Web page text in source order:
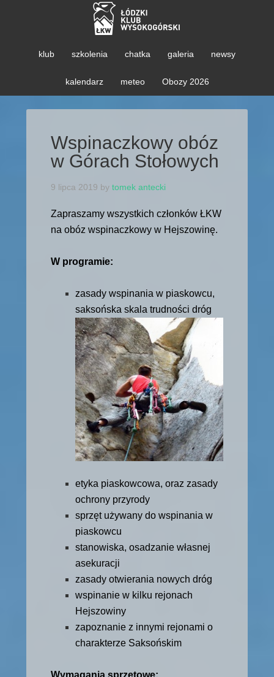
klub szkolenia chatka galeria newsy
kalendarz meteo Obozy 2026
Wspinaczkowy obóz
w Górach Stołowych
9 lipca 2019 by tomek antecki
Zapraszamy wszystkich członków ŁKW
na obóz wspinaczkowy w Hejszowinę.
W programie:
zasady wspinania w piaskowcu,
saksońska skala trudności dróg
etyka piaskowcowa, oraz zasady
ochrony przyrody
sprzęt używany do wspinania w
piaskowcu
stanowiska, osadzanie własnej
asekuracji
zasady otwierania nowych dróg
wspinanie w kilku rejonach
Hejszowiny
zapoznanie z innymi rejonami o
charakterze Saksońskim